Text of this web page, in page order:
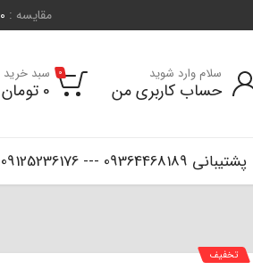
مقایسه : 0
پشتیبانی 09364468189 --- 09125236176
سلام وارد شوید
حساب کاربری من
0 سبد خرید
0 تومان
تخفیف